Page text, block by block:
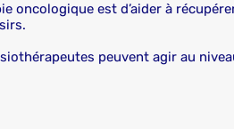
oncologique est d’aider à
peuvent agir au